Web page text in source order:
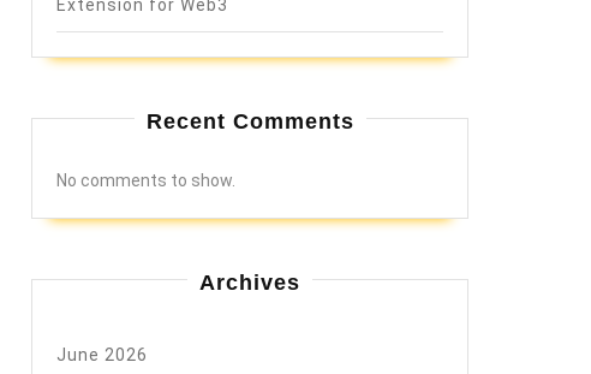
Extension for Web3
Recent Comments
No comments to show.
Archives
June 2026